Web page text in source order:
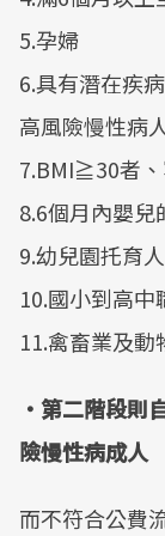
5.孕婦
6.具有潛在疾
高風險慢性病人
7.BMI≧30者
8.6個月內嬰兒
9.幼兒園托育
10.國小到高
11.禽畜業及動
・第二階段則
險慢性病成人
而不符合公費